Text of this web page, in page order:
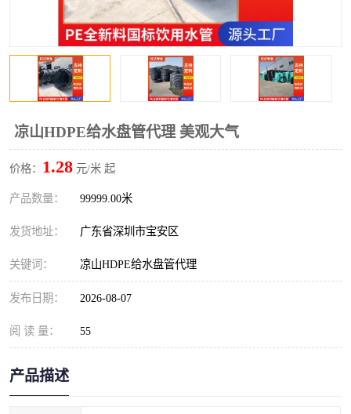
凉山HDPE给水盘管代理 美观大气
价格： 1.28 元/米 起
产品数量： 99999.00米
发货地址： 广东省深圳市宝安区
关键词： 凉山HDPE给水盘管代理
发布日期： 2026-08-07
阅 读 量： 55
产品描述